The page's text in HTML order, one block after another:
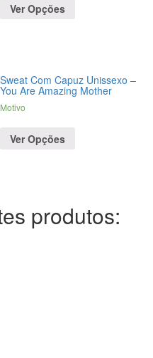
Ver Opções
Sweat Com Capuz Unissexo –
You Are Amazing Mother
Motivo
Ver Opções
produtos: